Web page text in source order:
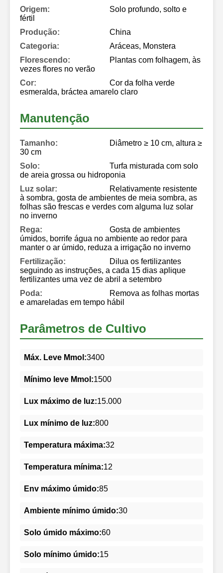
Origem:
Solo profundo, solto e
fértil
Produção:
China
Categoria:
Aráceas, Monstera
Florescendo:
Plantas com folhagem, às
vezes flores no verão
Cor:
Cor da folha verde
esmeralda, bráctea amarelo claro
Manutenção
Tamanho:
Diâmetro ≥ 10 cm, altura ≥
30 cm
Solo:
Turfa misturada com solo
de areia grossa ou hidroponia
Luz solar:
Relativamente resistente
à sombra, gosta de ambientes de meia sombra, as
folhas são frescas e verdes com alguma luz solar
no inverno
Rega:
Gosta de ambientes
úmidos, borrife água no ambiente ao redor para
manter o ar úmido, reduza a irrigação no inverno
Fertilização:
Dilua os fertilizantes
seguindo as instruções, a cada 15 dias aplique
fertilizantes uma vez de abril a setembro
Poda:
Remova as folhas mortas
e amareladas em tempo hábil
Parâmetros de Cultivo
Máx. Leve Mmol:3400
Mínimo leve Mmol:1500
Lux máximo de luz:15.000
Lux mínimo de luz:800
Temperatura máxima:32
Temperatura mínima:12
Env máximo úmido:85
Ambiente mínimo úmido:30
Solo úmido máximo:60
Solo mínimo úmido:15